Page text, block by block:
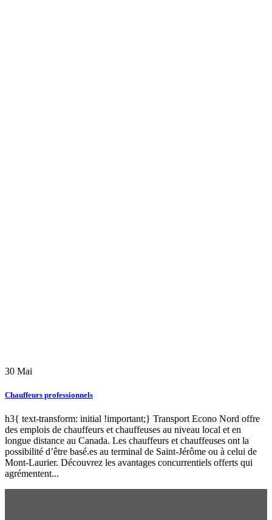
30 Mai
Chauffeurs professionnels
h3{ text-transform: initial !important;} Transport Econo Nord offre
des emplois de chauffeurs et chauffeuses au niveau local et en
longue distance au Canada. Les chauffeurs et chauffeuses ont la
possibilité d’être basé.es au terminal de Saint-Jérôme ou à celui de
Mont-Laurier. Découvrez les avantages concurrentiels offerts qui
agrémentent...